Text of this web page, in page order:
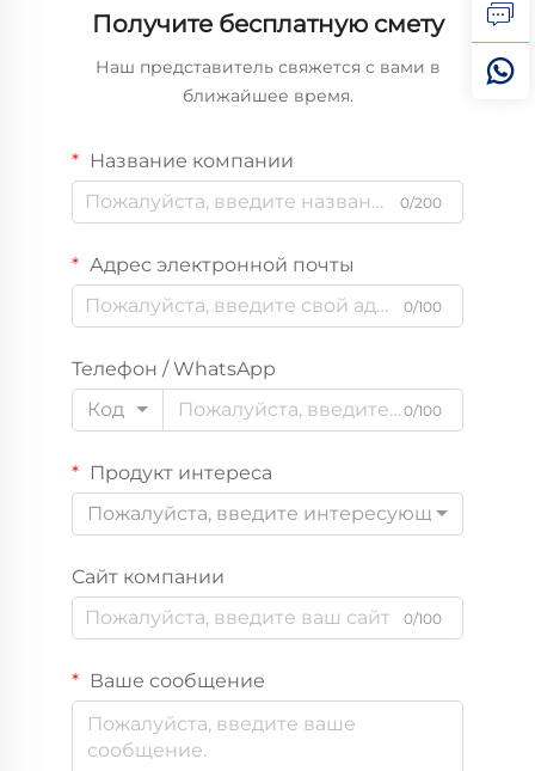
Получите бесплатную смету
Наш представитель свяжется с вами в
ближайшее время.
Название компании
0/200
Адрес электронной почты
0/100
Телефон / WhatsApp
Код
0/100
Продукт интереса
Пожалуйста, введите интересующий вас
Сайт компании
0/100
Ваше сообщение